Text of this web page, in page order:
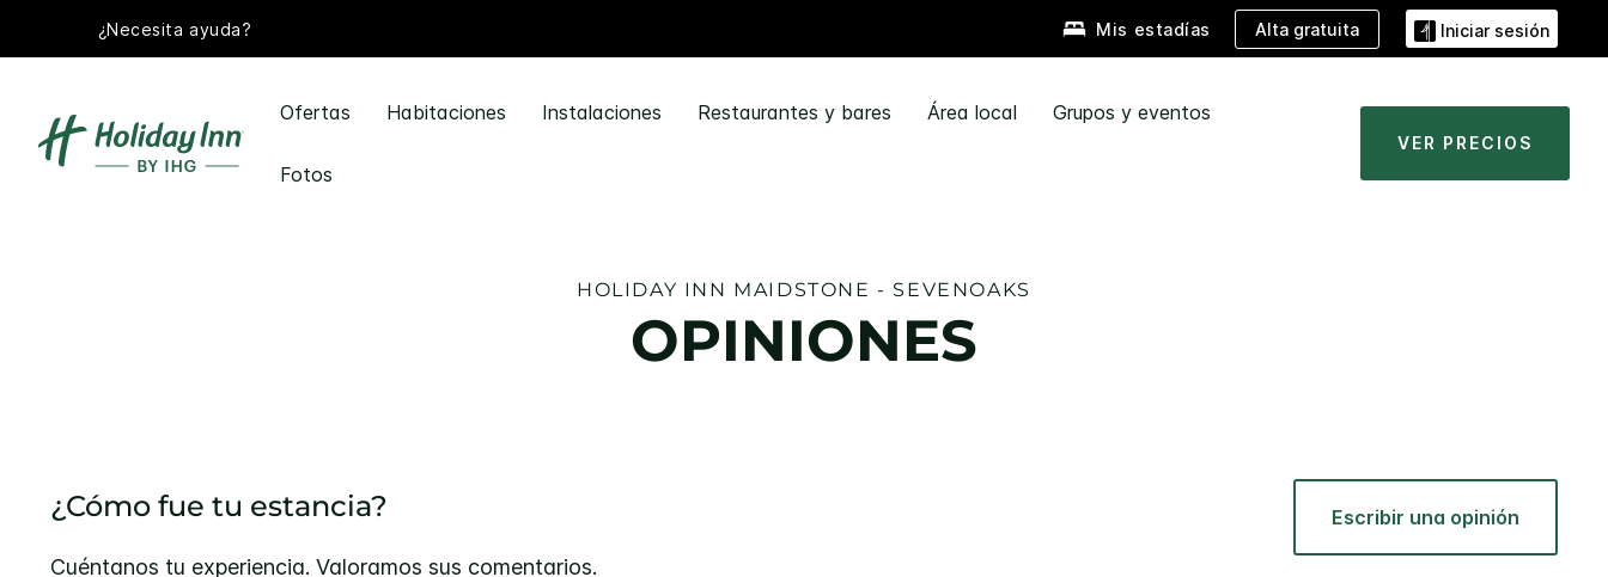
¿Necesita ayuda? Mis estadías Alta gratuita Iniciar sesión
Ofertas Habitaciones Instalaciones Restaurantes y bares Área local Grupos y eventos
Fotos
VER PRECIOS
HOLIDAY INN MAIDSTONE - SEVENOAKS
OPINIONES
¿Cómo fue tu estancia?
Cuéntanos tu experiencia. Valoramos sus comentarios.
Escribir una opinión